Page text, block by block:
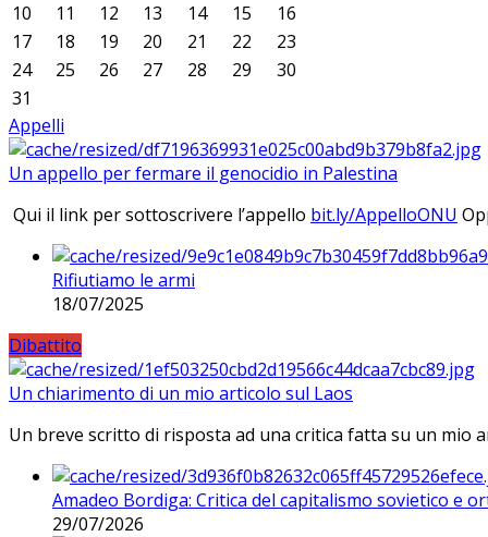
10
11 12 13 14 15
16
17
18 19 20 21 22
23
24
25 26 27 28 29
30
31
Appelli
Un appello per fermare il genocidio in Palestina
Qui il link per sottoscrivere l’appello bit.ly/AppelloONU
Rifiutiamo le armi
18/07/2025
Dibattito
Un chiarimento di un mio articolo sul Laos
Un breve scritto di risposta ad una critica fatta su un mio
Amadeo Bordiga: Critica del capitalismo sovietico e
29/07/2026